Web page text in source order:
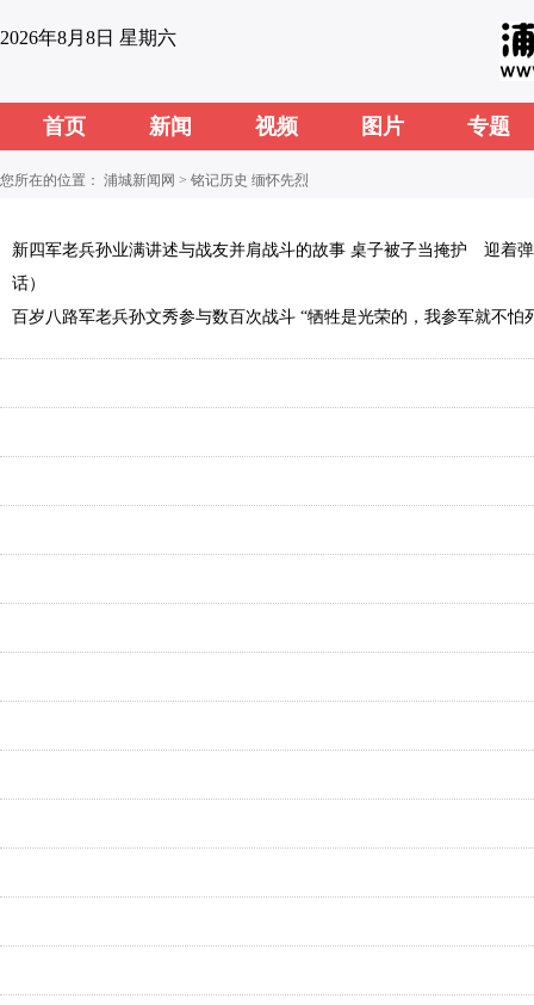
2026年8月8日 星期六
首页 新闻 视频 图片 专题
您所在的位置： 浦城新闻网 > 铭记历史 缅怀先烈
新四军老兵孙业满讲述与战友并肩战斗的故事 桌子被子当掩护 迎着
话）
百岁八路军老兵孙文秀参与数百次战斗 “牺牲是光荣的，我参军就不怕